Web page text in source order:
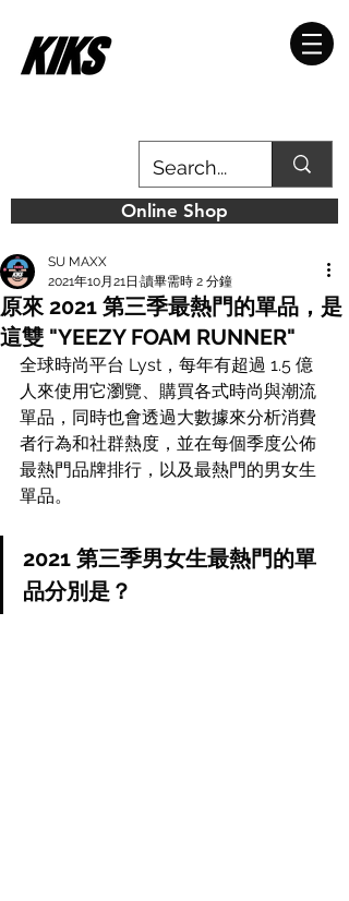
Online Shop
原來 2021 第三季最熱門的單品，是
這雙 "YEEZY FOAM RUNNER"
SU MAXX
2021年10月21日 讀畢需時 2 分鐘
全球時尚平台 Lyst，每年有超過 1.5 億
人來使用它瀏覽、購買各式時尚與潮流
單品，同時也會透過大數據來分析消費
者行為和社群熱度，並在每個季度公佈
最熱門品牌排行，以及最熱門的男女生
單品。
2021 第三季男女生最熱門的單
品分別是？